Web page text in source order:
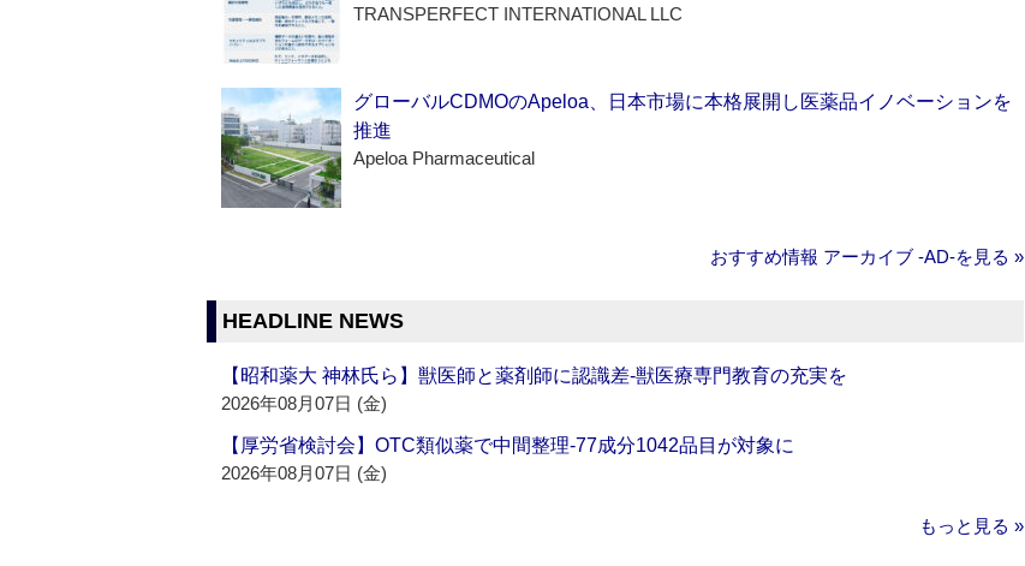
TRANSPERFECT INTERNATIONAL LLC
グローバルCDMOのApeloa、日本市場に本格展開し医薬品イノベーションを
推進
Apeloa Pharmaceutical
おすすめ情報 アーカイブ ‐AD‐を見る »
HEADLINE NEWS
【昭和薬大 神林氏ら】獣医師と薬剤師に認識差‐獣医療専門教育の充実を
2026年08月07日 (金)
【厚労省検討会】OTC類似薬で中間整理‐77成分1042品目が対象に
2026年08月07日 (金)
もっと見る »